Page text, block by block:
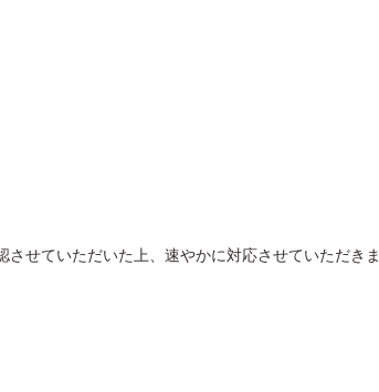
せていただいた上、速やかに対応させていただきま